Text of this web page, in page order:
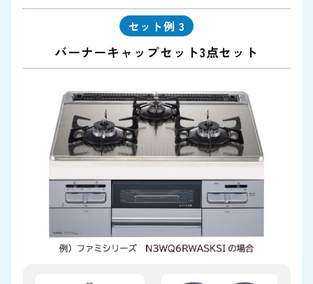
セット例 3
バーナーキャップセット3点セット